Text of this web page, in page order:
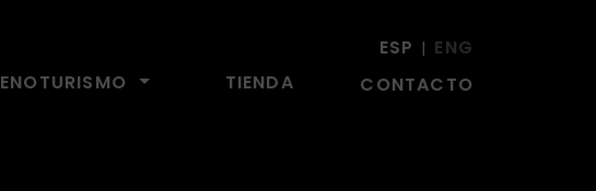
ENOTURISMO TIENDA
ESP | ENG
CONTACTO